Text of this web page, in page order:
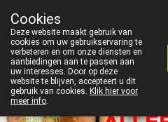
gesloten
Cookies
Deze website maakt gebruik van
cookies om uw gebruikservaring te
verbeteren en om onze diensten en
aanbiedingen aan te passen aan
uw interesses. Door op deze
website te blijven, accepteert u dit
gebruik van cookies. Klik hier voor
meer info.